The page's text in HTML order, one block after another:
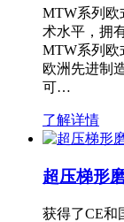
MTW系列欧
术水平，拥
MTW系列欧
欧洲先进制
可…
了解详情
超压梯形
获得了CE和